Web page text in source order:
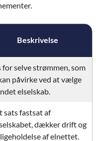
Beskrivelse
for selve strømmen, som
påvirke ved at vælge
elselskab.
sats fastsat af
dækker drift og
af elnettet.